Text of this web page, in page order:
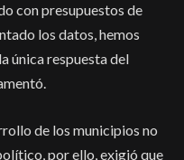
con presupuestos de
los datos, hemos
única respuesta del
de los municipios no
por ello, exigió que